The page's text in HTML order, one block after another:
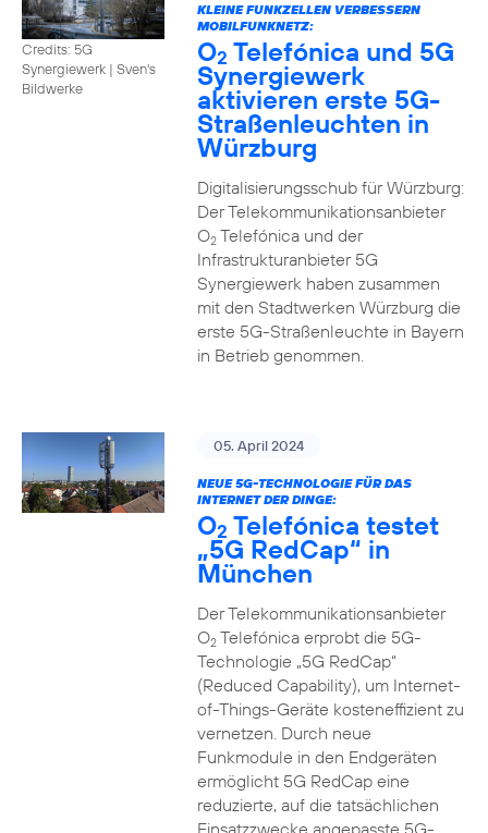
Credits: 5G
Synergiewerk | Sven's
Bildwerke
KLEINE FUNKZELLEN VERBESSERN
MOBILFUNKNETZ:
O2 Telefónica und 5G
Synergiewerk
aktivieren erste 5G-
Straßenleuchten in
Würzburg
Digitalisierungsschub für Würzburg:
Der Telekommunikationsanbieter
O2Telefónica und der
Infrastrukturanbieter 5G
Synergiewerk haben zusammen
mit den Stadtwerken Würzburg die
erste 5G-Straßenleuchte in Bayern
in Betrieb genommen.
05. April 2024
NEUE 5G-TECHNOLOGIE FÜR DAS
INTERNET DER DINGE:
O2 Telefónica testet
„5G RedCap“ in
München
Der Telekommunikationsanbieter
O2Telefónica erprobt die 5G-
Technologie „5G RedCap“
(Reduced Capability), um Internet-
of-Things-Geräte kosteneffizient zu
vernetzen. Durch neue
Funkmodule in den Endgeräten
ermöglicht 5G RedCap eine
reduzierte, auf die tatsächlichen
Einsatzzwecke angepasste 5G-